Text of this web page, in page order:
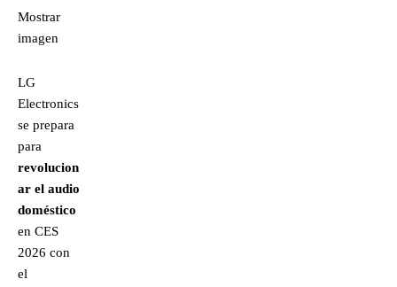
Mostrar
imagen
LG
Electronics
se prepara
para
revolucion
ar el audio
doméstico
en CES
2026 con
el